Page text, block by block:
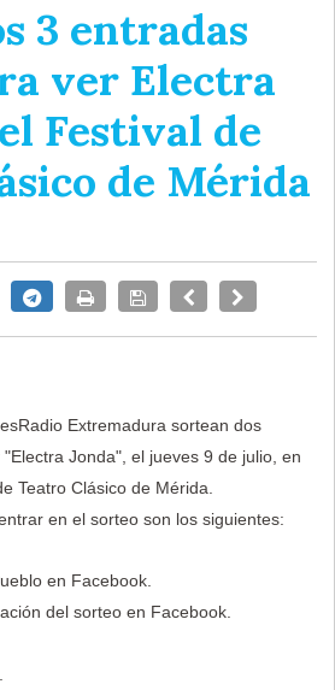
3 entradas
ver Electra
Festival de
de Mérida
Extremadura sortean dos
Jonda", el jueves 9 de julio, en
Teatro Clásico de Mérida.
en el sorteo son los siguientes:
en Facebook.
del sorteo en Facebook.